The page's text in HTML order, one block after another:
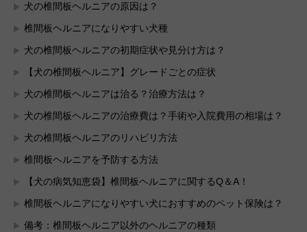
犬の椎間板ヘルニアの原因は？
椎間板ヘルニアになりやすい犬種
犬の椎間板ヘルニアの初期症状や見分け方は？
【犬の椎間板ヘルニア】グレードごとの症状
犬の椎間板ヘルニアは治る？治療方法は？
犬の椎間板ヘルニアの治療費は？手術や入院費用の相場は？
犬の椎間板ヘルニアのリハビリ方法
椎間板ヘルニアを予防する方法
【犬の病気知恵袋】椎間板ヘルニアに関するQ＆A！
椎間板ヘルニアになりやすい犬におすすめのペット保険は？
備考：椎間板ヘルニア以外のヘルニアの種類